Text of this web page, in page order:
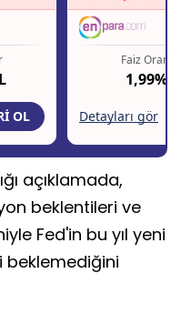
açıklamada,
beklentileri ve
Fed'in bu yıl yeni
beklemediğini